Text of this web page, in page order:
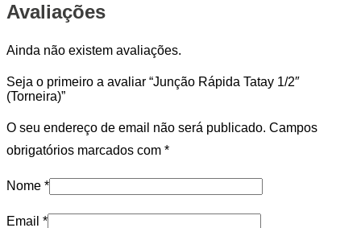
Avaliações
Ainda não existem avaliações.
Seja o primeiro a avaliar “Junção Rápida Tatay 1/2″
(Torneira)”
O seu endereço de email não será publicado. Campos
obrigatórios marcados com *
Nome *
Email *